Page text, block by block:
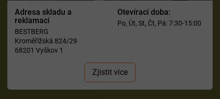
Adresa skladu a
reklamací
BESTBERG
Kroměřížská 824/29
68201 Vyškov 1
Otevírací doba:
Po, Út, St, Čt, Pá: 7:30-15:00
Zjistit více